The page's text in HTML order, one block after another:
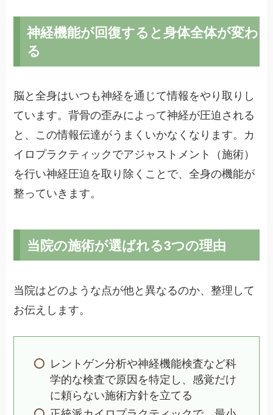
神経機能が回復すると身体全体が変わ
る
脳と全身はいつも神経を通じて情報をやり取りし
ています。背骨の歪みによって神経が圧迫される
と、この情報伝達がうまくいかなくなります。カ
イロプラクティックでアジャストメント（施術）
を行い神経圧迫を取り除くことで、全身の機能が
整っていきます。
当院の施術が選ばれる3つの理由
当院はどのような点が他と異なるのか、整理して
お伝えします。
レントゲン分析や神経機能検査など科
学的な検査で原因を特定し、感覚だけ
に頼らない施術方針を立てる